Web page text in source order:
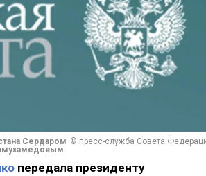
Сердаром © пресс-служба Совета
передала президенту